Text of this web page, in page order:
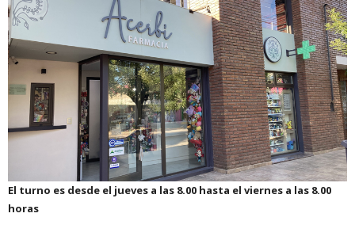
El turno es desde el jueves a las 8.00 hasta el viernes a las 8.00
horas